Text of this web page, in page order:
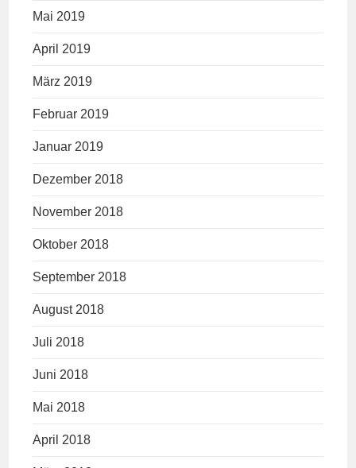
Mai 2019
April 2019
März 2019
Februar 2019
Januar 2019
Dezember 2018
November 2018
Oktober 2018
September 2018
August 2018
Juli 2018
Juni 2018
Mai 2018
April 2018